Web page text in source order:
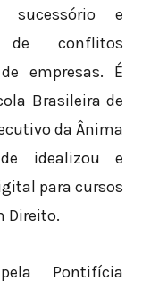
sucessório e
de conflitos
empresas. É
Brasileira de
da Ânima
idealizou e
para cursos
Direito.
Pontifícia